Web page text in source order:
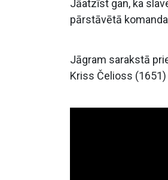
Jāatzīst gan, ka
pārstāvētā
Jāgram sarakstā
Kriss Čelioss